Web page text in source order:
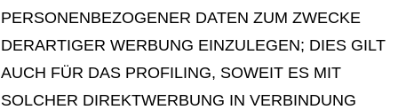
PERSONENBEZOGENER DATEN ZUM ZWECKE
DERARTIGER WERBUNG EINZULEGEN; DIES GILT
AUCH FÜR DAS PROFILING, SOWEIT ES MIT
SOLCHER DIREKTWERBUNG IN VERBINDUNG